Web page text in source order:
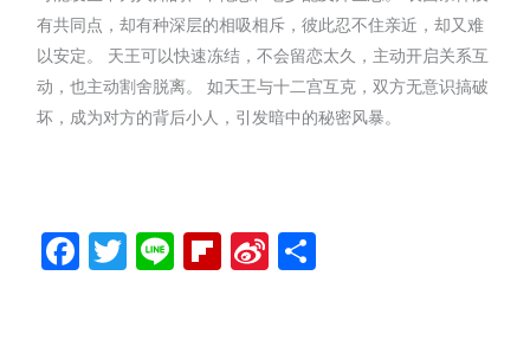
有共同点，却有种深层的相吸相斥，彼此忍不住亲近，却又难
以安定。 天王可以快速冻结，不会留恋太久，主动开启关系互
动，也主动割舍脱离。 如天王与十二宫互克，双方无意识搞破
坏，成为对方的背后小人，引发暗中的秘密风暴。
Facebook
Twitter
LineFlipboard
Sina